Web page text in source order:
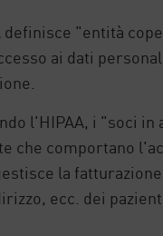
definisce "entità
ai dati
l'HIPAA, i "soci
che comportano
la
ecc. dei